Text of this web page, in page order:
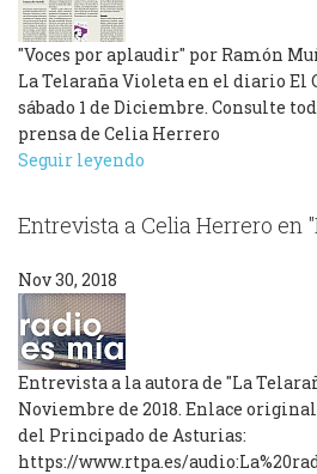
"Voces por aplaudir" por Ramón
La Telaraña Violeta en el diario El
sábado 1 de Diciembre. Consulte
prensa de Celia Herrero
Seguir leyendo
Entrevista a Celia Herrero en
Nov 30, 2018
Entrevista a la autora de "La
Noviembre de 2018. Enlace
del Principado de Asturias:
https://www.rtpa.es/